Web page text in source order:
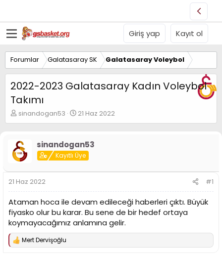
Giriş yap Kayıt ol
Forumlar Galatasaray SK Galatasaray Voleybol
2022-2023 Galatasaray Kadın Voleybol
Takımı
K
o
u
y
u
a
ş
l
a
t
a
n
sinandogan53
B
a
a
n
ı
t
a
r
i
h
21 Haz 2022
sinandogan53
Kayıtlı Üye
21 Haz 2022 #1
Ataman hoca ile devam edileceği haberleri çıktı. Büyük
fiyasko olur bu karar. Bu sene de bir hedef ortaya
koymayacağımız anlamına gelir.
T
Mert Dervişoğlu